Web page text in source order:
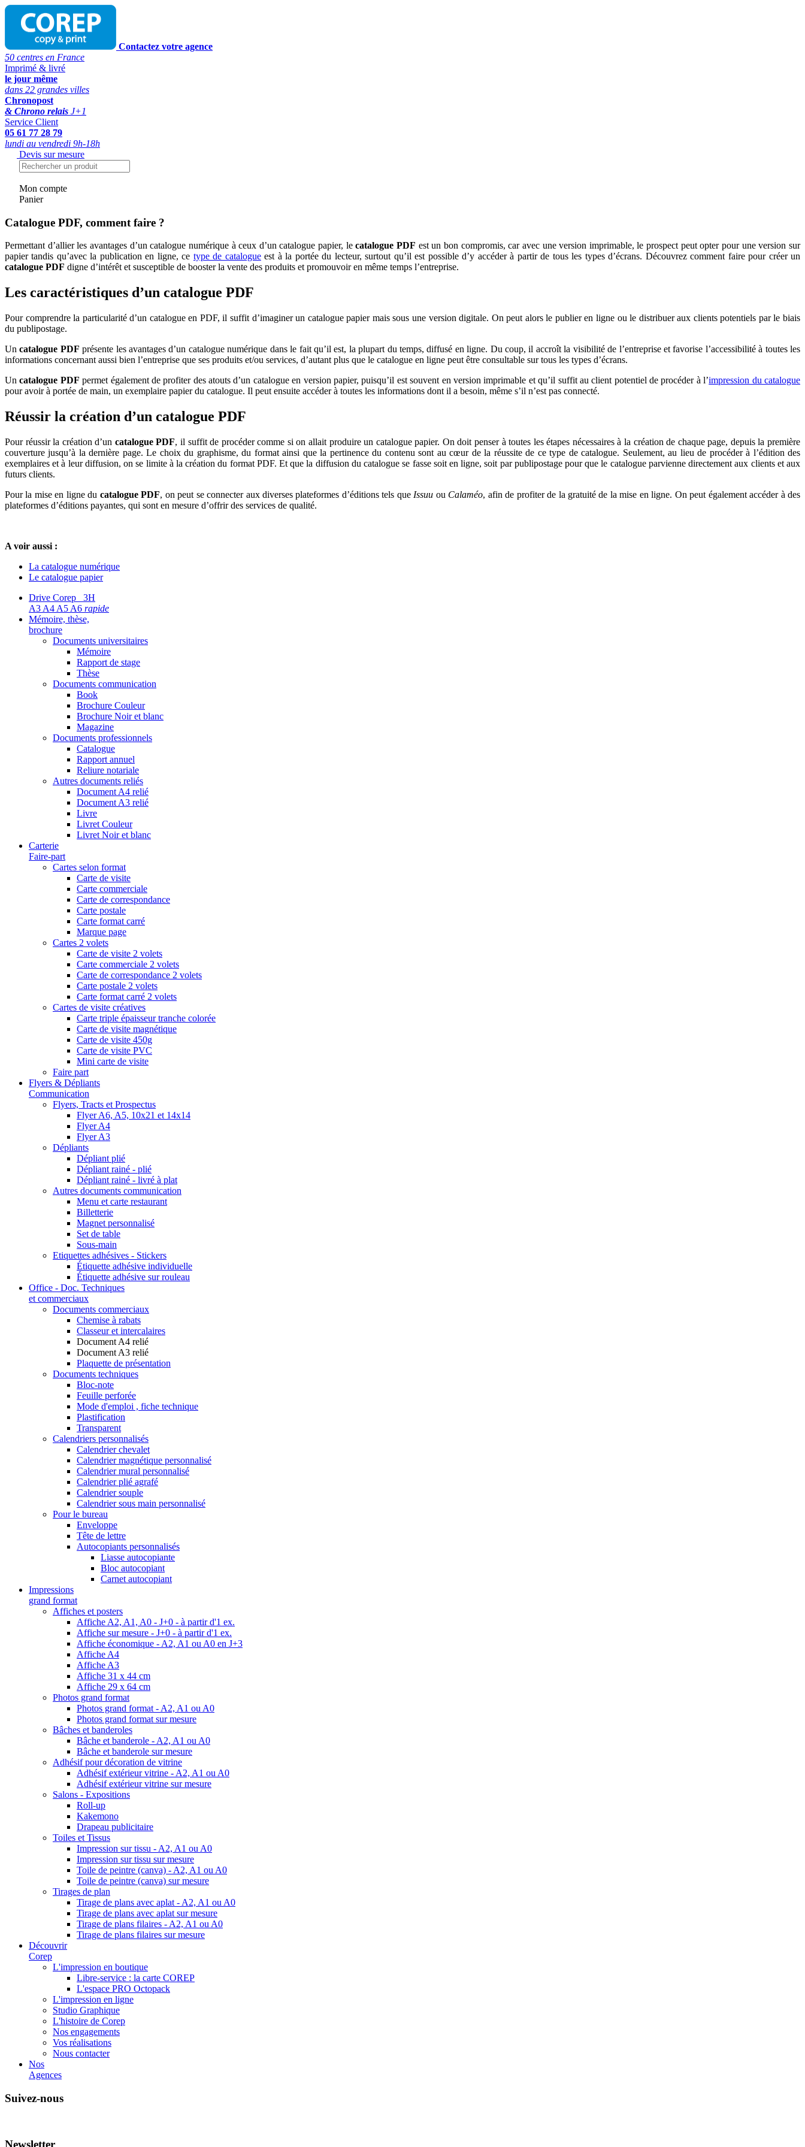
Contactez votre agence
50 centres en France
Imprimé & livré
le jour même
dans 22 grandes villes
Chronopost
& Chrono relais J+1
Service Client
05 61 77 28 79
lundi au vendredi 9h-18h
Devis sur mesure
Mon compte
Panier
Catalogue PDF, comment faire ?
Permettant d’allier les avantages d’un catalogue numérique à ceux d’un catalogue papier, lecatalogue PDF est un bon compromis, car avec une version imprimable, le prospect peut opter pour une version sur
papier tandis qu’avec la publication en ligne, ce type de catalogueest à la portée du lecteur, surtout qu’il est possible d’y accéder à partir de tous les types d’écrans. Découvrez comment faire pour créer un
catalogue PDF digne d’intérêt et susceptible de booster la vente des produits et promouvoir en même temps l’entreprise.
Les caractéristiques d’un catalogue PDF
Pour comprendre la particularité d’un catalogue en PDF, il suffit d’imaginer un catalogue papier mais sous une version digitale. On peut alors le publier en ligne ou le distribuer aux clients potentiels par le biais
du publipostage.
Uncatalogue PDF présente les avantages d’un catalogue numérique dans le fait qu’il est, la plupart du temps, diffusé en ligne. Du coup, il accroît la visibilité de l’entreprise et favorise l’accessibilité à toutes les
informations concernant aussi bien l’entreprise que ses produits et/ou services, d’autant plus que le catalogue en ligne peut être consultable sur tous les types d’écrans.
Uncatalogue PDF permet également de profiter des atouts d’un catalogue en version papier, puisqu’il est souvent en version imprimable et qu’il suffit au client potentiel de procéder à l’impression du catalogue
pour avoir à portée de main, un exemplaire papier du catalogue. Il peut ensuite accéder à toutes les informations dont il a besoin, même s’il n’est pas connecté.
Réussir la création d’un catalogue PDF
Pour réussir la création d’un catalogue PDF, il suffit de procéder comme si on allait produire un catalogue papier. On doit penser à toutes les étapes nécessaires à la création de chaque page, depuis la première
couverture jusqu’à la dernière page. Le choix du graphisme, du format ainsi que la pertinence du contenu sont au cœur de la réussite de ce type de catalogue. Seulement, au lieu de procéder à l’édition des
exemplaires et à leur diffusion, on se limite à la création du format PDF. Et que la diffusion du catalogue se fasse soit en ligne, soit par publipostage pour que le catalogue parvienne directement aux clients et aux
futurs clients.
Pour la mise en ligne du catalogue PDF, on peut se connecter aux diverses plateformes d’éditions tels que Issuu ou Calaméo, afin de profiter de la gratuité de la mise en ligne. On peut également accéder à des
plateformes d’éditions payantes, qui sont en mesure d’offrir des services de qualité.
A voir aussi :
La catalogue numérique
Le catalogue papier
Drive Corep 3H
A3 A4 A5 A6 rapide
Mémoire, thèse,
brochure
Documents universitaires
Mémoire
Rapport de stage
Thèse
Documents communication
Book
Brochure Couleur
Brochure Noir et blanc
Magazine
Documents professionnels
Catalogue
Rapport annuel
Reliure notariale
Autres documents reliés
Document A4 relié
Document A3 relié
Livre
Livret Couleur
Livret Noir et blanc
Carterie
Faire-part
Cartes selon format
Carte de visite
Carte commerciale
Carte de correspondance
Carte postale
Carte format carré
Marque page
Cartes 2 volets
Carte de visite 2 volets
Carte commerciale 2 volets
Carte de correspondance 2 volets
Carte postale 2 volets
Carte format carré 2 volets
Cartes de visite créatives
Carte triple épaisseur tranche colorée
Carte de visite magnétique
Carte de visite 450g
Carte de visite PVC
Mini carte de visite
Faire part
Flyers & Dépliants
Communication
Flyers, Tracts et Prospectus
Flyer A6, A5, 10x21 et 14x14
Flyer A4
Flyer A3
Dépliants
Dépliant plié
Dépliant rainé - plié
Dépliant rainé - livré à plat
Autres documents communication
Menu et carte restaurant
Billetterie
Magnet personnalisé
Set de table
Sous-main
Etiquettes adhésives - Stickers
Étiquette adhésive individuelle
Étiquette adhésive sur rouleau
Office - Doc. Techniques
et commerciaux
Documents commerciaux
Chemise à rabats
Classeur et intercalaires
Document A4 relié
Document A3 relié
Plaquette de présentation
Documents techniques
Bloc-note
Feuille perforée
Mode d'emploi , fiche technique
Plastification
Transparent
Calendriers personnalisés
Calendrier chevalet
Calendrier magnétique personnalisé
Calendrier mural personnalisé
Calendrier plié agrafé
Calendrier souple
Calendrier sous main personnalisé
Pour le bureau
Enveloppe
Tête de lettre
Autocopiants personnalisés
Liasse autocopiante
Bloc autocopiant
Carnet autocopiant
Impressions
grand format
Affiches et posters
Affiche A2, A1, A0 - J+0 - à partir d'1 ex.
Affiche sur mesure - J+0 - à partir d'1 ex.
Affiche économique - A2, A1 ou A0 en J+3
Affiche A4
Affiche A3
Affiche 31 x 44 cm
Affiche 29 x 64 cm
Photos grand format
Photos grand format - A2, A1 ou A0
Photos grand format sur mesure
Bâches et banderoles
Bâche et banderole - A2, A1 ou A0
Bâche et banderole sur mesure
Adhésif pour décoration de vitrine
Adhésif extérieur vitrine - A2, A1 ou A0
Adhésif extérieur vitrine sur mesure
Salons - Expositions
Roll-up
Kakemono
Drapeau publicitaire
Toiles et Tissus
Impression sur tissu - A2, A1 ou A0
Impression sur tissu sur mesure
Toile de peintre (canva) - A2, A1 ou A0
Toile de peintre (canva) sur mesure
Tirages de plan
Tirage de plans avec aplat - A2, A1 ou A0
Tirage de plans avec aplat sur mesure
Tirage de plans filaires - A2, A1 ou A0
Tirage de plans filaires sur mesure
Découvrir
Corep
L'impression en boutique
Libre-service : la carte COREP
L'espace PRO Octopack
L'impression en ligne
Studio Graphique
L'histoire de Corep
Nos engagements
Vos réalisations
Nous contacter
Nos
Agences
Suivez-nous
Newsletter